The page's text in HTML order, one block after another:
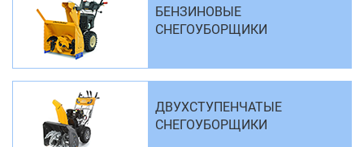
БЕНЗИНОВЫЕ
СНЕГОУБОРЩИКИ
ДВУХСТУПЕНЧАТЫЕ
СНЕГОУБОРЩИКИ